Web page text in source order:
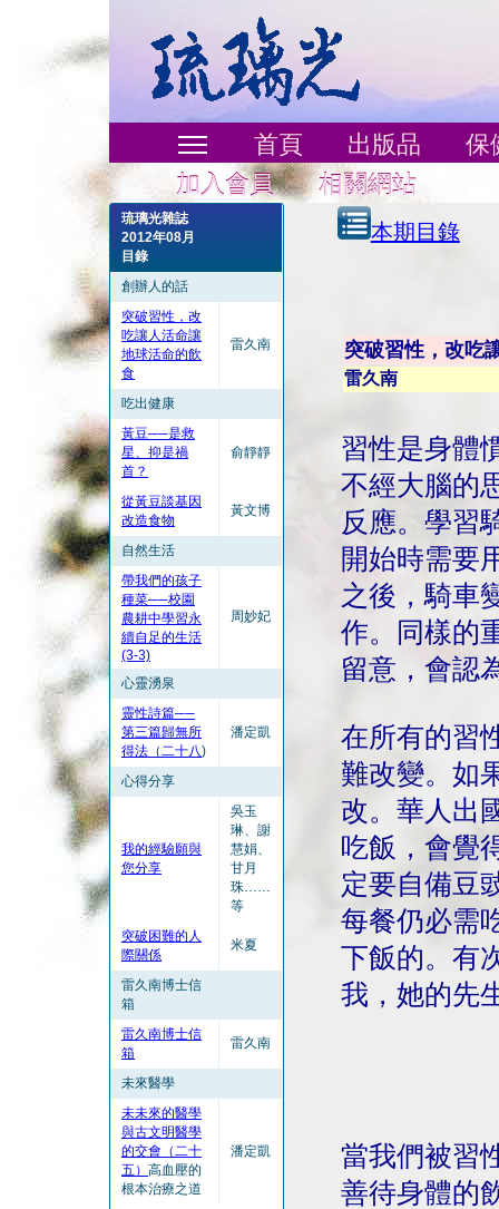
首頁 出版品
保
加入會員
相關網站
琉璃光雜誌
2012年08月
目錄
創辦人的話
突破習性，改
吃讓人活命讓
地球活命的飲
食
雷久南
吃出健康
黃豆──是救
星、抑是禍
首？
俞靜靜
從黃豆談基因
改造食物
黃文博
自然生活
帶我們的孩子
種菜──校園
農耕中學習永
續自足的生活
(3-3)
周妙妃
心靈湧泉
靈性詩篇──
第三篇歸無所
得法（二十八)
潘定凱
心得分享
我的經驗願與
您分享
吳玉
琳、謝
慧娟、
甘月
珠……
等
突破困難的人
際關係
米夏
雷久南博士信
箱
雷久南博士信
箱
雷久南
未來醫學
未未來的醫學
與古文明醫學
的交會（二十
五） 高血壓的
根本治療之道
潘定凱
本期目錄
突破習性，改吃
雷久南
習性是身體
不經大腦的
反應。學習
開始時需要
之後，騎車
作。同樣的
留意，會認
在所有的習
難改變。如
改。華人出
吃飯，會覺
定要自備豆
每餐仍必需
下飯的。有
我，她的先
當我們被習
善待身體的